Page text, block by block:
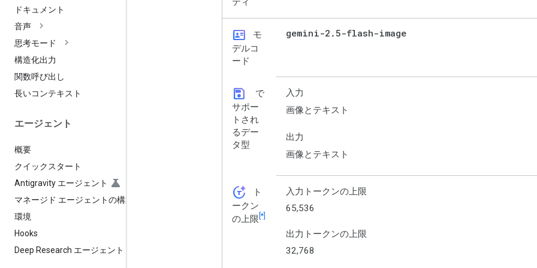
ドキュメント
音声
思考モード
構造化出力
関数呼び出し
長いコンテキスト
エージェント
概要
クイックスタート
Antigravity エージェント
マネージド エージェントの構築
環境
Hooks
Deep Research エージェント
id_card
モ
デルコ
ード
gemini-2 .5-flash-image
save
で
サポー
トされ
るデー
タ型
入力
画像とテキスト
出力
画像とテキスト
token_auto
ト
ークン
の上限 [*]
入力トークンの上限
65,536
出力トークンの上限
32,768